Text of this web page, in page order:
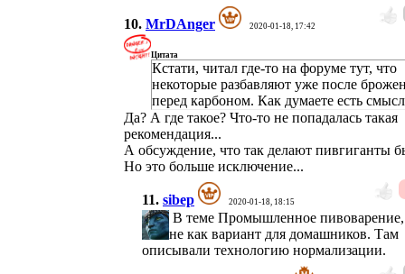
10. MrDAnger 2020-01-18, 17:42
Цитата
Кстати, читал где-то на форуме тут, что
некоторые разбавляют уже после
перед карбоном. Как думаете есть
Да? А где такое? Что-то не попадалась такая
рекомендация...
А обсуждение, что так делают пивгиганты
Но это больше исключение...
11. sibep 2020-01-18, 18:15
В теме Промышленное
не как вариант для домашников. Там
описывали технологию нормализации.